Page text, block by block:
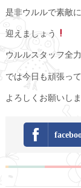
是非ウルルで素敵
迎えましょう
ウルルスタッフ全
では今日も頑張っ
よろしくお願いしま